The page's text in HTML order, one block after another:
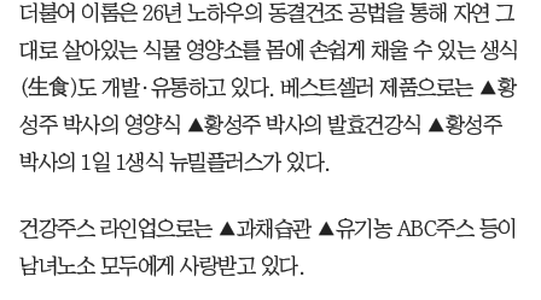
더불어 이롬은 26년 노하우의 동결건조 공법을 통해 자연 그
대로 살아있는 식물 영양소를 몸에 손쉽게 채울 수 있는 생식
(生食)도 개발·유통하고 있다. 베스트셀러 제품으로는 ▲황
성주 박사의 영양식 ▲황성주 박사의 발효건강식 ▲황성주
박사의 1일 1생식 뉴밀플러스가 있다.
건강주스 라인업으로는 ▲과채습관 ▲유기농 ABC주스 등이
남녀노소 모두에게 사랑받고 있다.